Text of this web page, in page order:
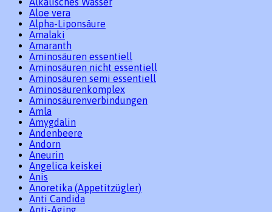
Aloe vera
Alpha-Liponsäure
Amalaki
Amaranth
Aminosäuren essentiell
Aminosäuren nicht essentiell
Aminosäuren semi essentiell
Aminosäurenkomplex
Aminosäurenverbindungen
Amla
Amygdalin
Andenbeere
Andorn
Aneurin
Angelica keiskei
Anis
Anoretika (Appetitzügler)
Anti Candida
Anti-Aging